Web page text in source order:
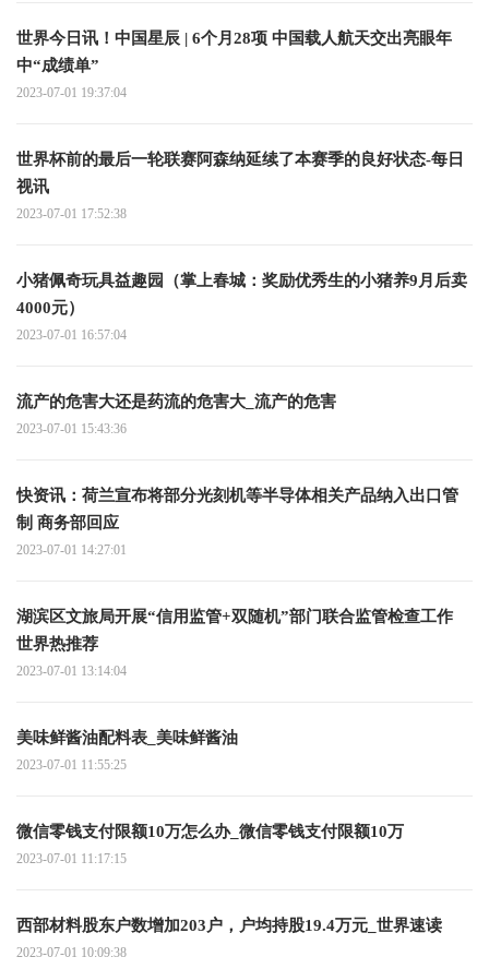
世界今日讯！中国星辰 | 6个月28项 中国载人航天交出亮眼年
中“成绩单”
2023-07-01 19:37:04
世界杯前的最后一轮联赛阿森纳延续了本赛季的良好状态-每日
视讯
2023-07-01 17:52:38
小猪佩奇玩具益趣园（掌上春城：奖励优秀生的小猪养9月后卖
4000元）
2023-07-01 16:57:04
流产的危害大还是药流的危害大_流产的危害
2023-07-01 15:43:36
快资讯：荷兰宣布将部分光刻机等半导体相关产品纳入出口管
制 商务部回应
2023-07-01 14:27:01
湖滨区文旅局开展“信用监管+双随机”部门联合监管检查工作
世界热推荐
2023-07-01 13:14:04
美味鲜酱油配料表_美味鲜酱油
2023-07-01 11:55:25
微信零钱支付限额10万怎么办_微信零钱支付限额10万
2023-07-01 11:17:15
西部材料股东户数增加203户，户均持股19.4万元_世界速读
2023-07-01 10:09:38